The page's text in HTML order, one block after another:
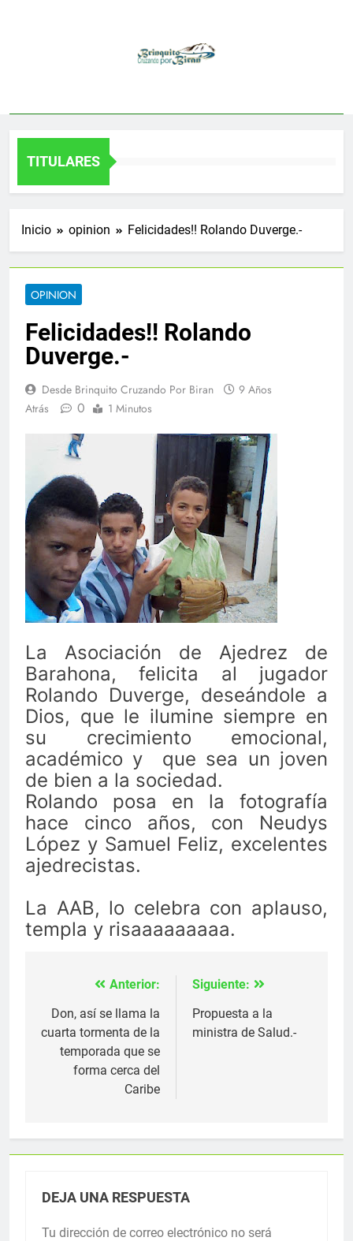
TITULARES
Inicio opinion Felicidades!! Rolando Duverge.-
OPINION
Felicidades!! Rolando
Duverge.-
Desde Brinquito Cruzando Por Biran
9 Años
Atrás
0 1 Minutos
La Asociación de Ajedrez de
Barahona, felicita al jugador
Rolando Duverge, deseándole a
Dios, que le ilumine siempre en
su crecimiento emocional,
académico y que sea un joven
de bien a la sociedad.
Rolando posa en la fotografía
hace cinco años, con Neudys
López y Samuel Feliz, excelentes
ajedrecistas.
La AAB, lo celebra con aplauso,
templa y risaaaaaaaaa.
Navegación
de
entradas
Anterior:
Don, así se llama la
cuarta tormenta de la
temporada que se
forma cerca del
Caribe
Siguiente:
Propuesta a la
ministra de Salud.-
DEJA UNA RESPUESTA
Tu dirección de correo electrónico no será